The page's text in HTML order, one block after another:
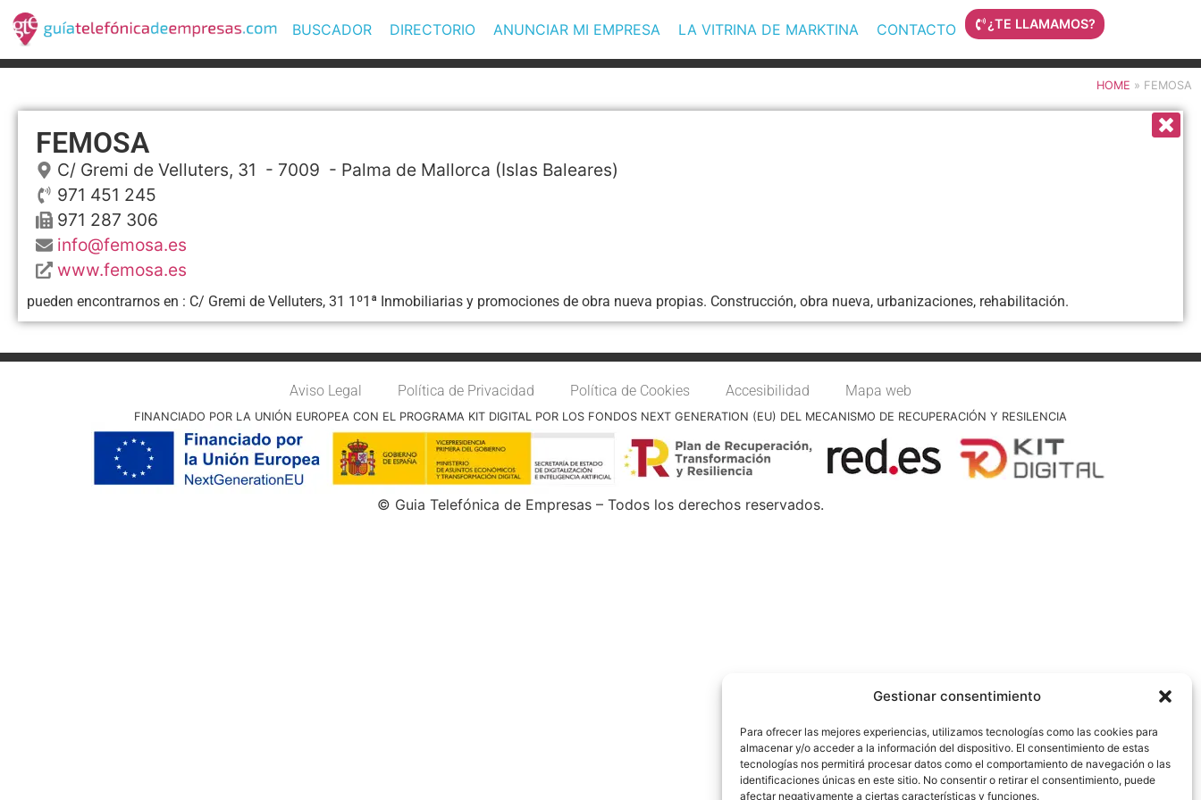
Gestionar consentimiento
Para ofrecer las mejores experiencias, utilizamos tecnologías como las cookies para
almacenar y/o acceder a la información del dispositivo. El consentimiento de estas
tecnologías nos permitirá procesar datos como el comportamiento de navegación o las
identificaciones únicas en este sitio. No consentir o retirar el consentimiento, puede
afectar negativamente a ciertas características y funciones.
BUSCADOR DIRECTORIO ANUNCIAR MI EMPRESA LA VITRINA DE MARKTINA CONTACTO ¿TE LLAMAMOS?
HOME » FEMOSA
FEMOSA
C/ Gremi de Velluters, 31 - 7009 - Palma de Mallorca (Islas Baleares)
971 451 245
971 287 306
info@femosa.es
www.femosa.es
pueden encontrarnos en : C/ Gremi de Velluters, 31 1º1ª Inmobiliarias y promociones de obra nueva propias. Construcción, obra nueva, urbanizaciones, rehabilitación.
Aviso Legal Política de Privacidad Política de Cookies Accesibilidad Mapa web
FINANCIADO POR LA UNIÓN EUROPEA CON EL PROGRAMA KIT DIGITAL POR LOS FONDOS NEXT GENERATION (EU) DEL MECANISMO DE RECUPERACIÓN Y RESILENCIA
© Guia Telefónica de Empresas – Todos los derechos reservados.